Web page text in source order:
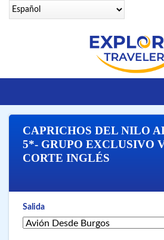
Identifícate
DESTINOS
EGIPTO LUXURY
CAPRICHOS DEL NILO
5*- GRUPO EXCLUSIVO
CORTE INGLÉS
Salida